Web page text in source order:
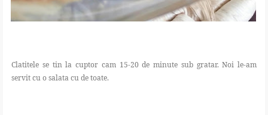
Clatitele se tin la cuptor cam 15-20 de minute sub gratar. Noi le-am
servit cu o salata cu de toate.